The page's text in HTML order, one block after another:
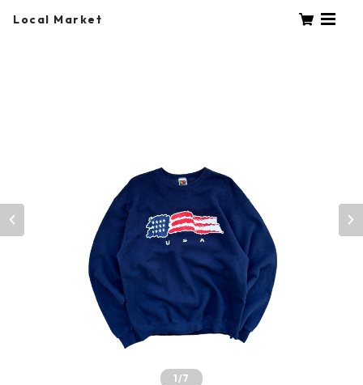
Local Market
1/7